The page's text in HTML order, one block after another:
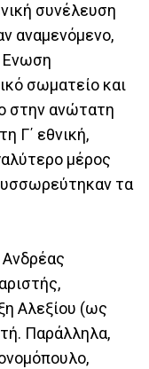
συνέλευση
αναμενόμενο,
Ενωση
σωματείο και
στην ανώτατη
Γ΄ εθνική,
μέρος
τα
Αλεξίου (ως
Παράλληλα,